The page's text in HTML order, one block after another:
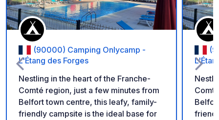
(90000) Camping Onlycamp -
L'Étang des Forges
Nestling in the heart of the Franche-
Comté region, just a few minutes from
Belfort town centre, this leafy, family-
friendly campsite is the ideal base for